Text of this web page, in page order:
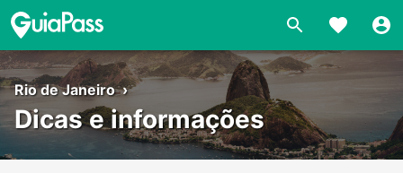
Rio de Janeiro ›
Dicas e informações